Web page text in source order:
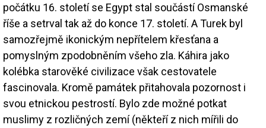
počátku 16. století se Egypt stal součástí Osmanské
říše a setrval tak až do konce 17. století. A Turek byl
samozřejmě ikonickým nepřítelem křesťana a
pomyslným zpodobněním všeho zla. Káhira jako
kolébka starověké civilizace však cestovatele
fascinovala. Kromě památek přitahovala pozornost i
svou etnickou pestrostí. Bylo zde možné potkat
muslimy z rozličných zemí (někteří z nich mířili do